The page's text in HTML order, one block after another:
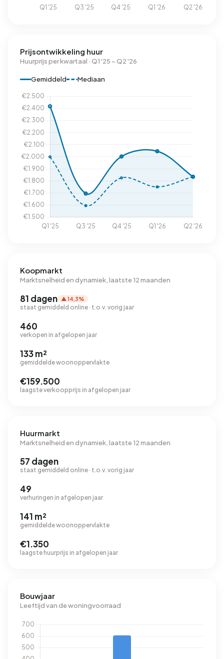
Prijsontwikkeling huur
Huurprijs per kwartaal · Q1 '25 – Q2 '26
Gemiddeld Mediaan
Koopmarkt
Marktsnelheid en dynamiek, laatste 12 maanden
81 dagen ▲ 14,3%
staat gemiddeld online · t.o.v. vorig jaar
460
verkopen in afgelopen jaar
133 m²
gemiddelde woonoppervlakte
€159.500
laagste verkoopprijs in afgelopen jaar
Huurmarkt
Marktsnelheid en dynamiek, laatste 12 maanden
57 dagen
staat gemiddeld online · t.o.v. vorig jaar
49
verhuringen in afgelopen jaar
141 m²
gemiddelde woonoppervlakte
€1.350
laagste huurprijs in afgelopen jaar
Bouwjaar
Leeftijd van de woningvoorraad